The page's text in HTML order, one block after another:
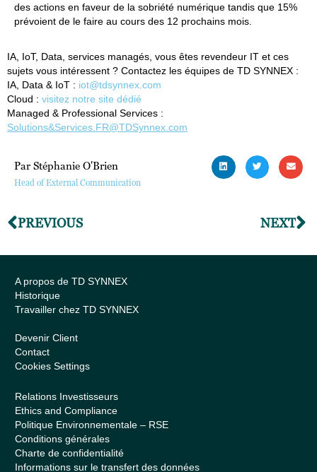
des actions en faveur de la sobriété numérique tandis que 15%
prévoient de le faire au cours des 12 prochains mois.
IA, IoT, Data, services managés, vous êtes revendeur IT et ces
sujets vous intéressent ? Contactez les équipes de TD SYNNEX :
IA, Data & IoT : iot@tdsynnex.com
Cloud : visitez notre site dédié
Managed & Professional Services :
Solutions&Services.FR@TDSynnex.com
Par Stéphanie O'Brien
Head of External Communication
PREVIOUS NEXT
A propos de TD SYNNEX
Historique
Travailler chez TD SYNNEX
Devenir Client
Contact
Cookies Settings
Relations Investisseurs
Ethics and Compliance
Politique Environnementale – RSE
Conditions générales
Charte de confidentialité
Informations sur le transfert des données